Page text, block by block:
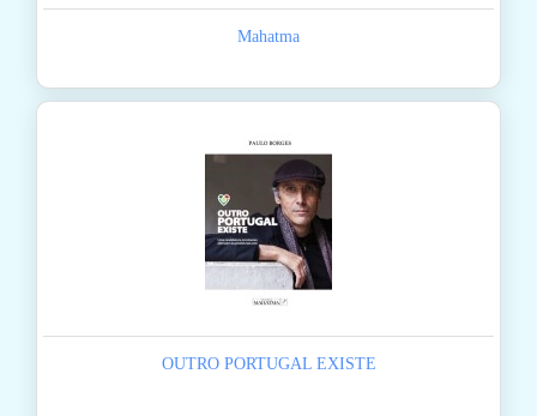
Mahatma
OUTRO PORTUGAL EXISTE